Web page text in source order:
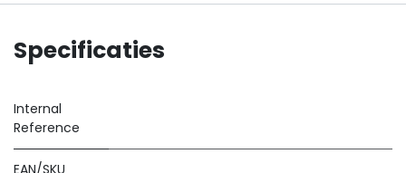
Specificaties
Internal
Reference
EAN/SKU